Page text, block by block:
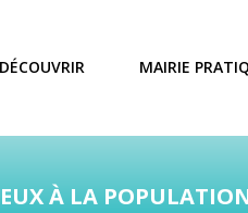
DÉCOUVRIR MAIRIE
À LA